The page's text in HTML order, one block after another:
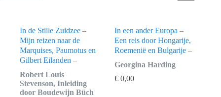
In de Stille Zuidzee –
Mijn reizen naar de
Marquises, Paumotus en
Gilbert Eilanden –
Robert Louis
Stevenson, Inleiding
door Boudewijn Büch
In een ander Europa –
Een reis door Hongarije,
Roemenië en Bulgarije –
Georgina Harding
€ 0,00